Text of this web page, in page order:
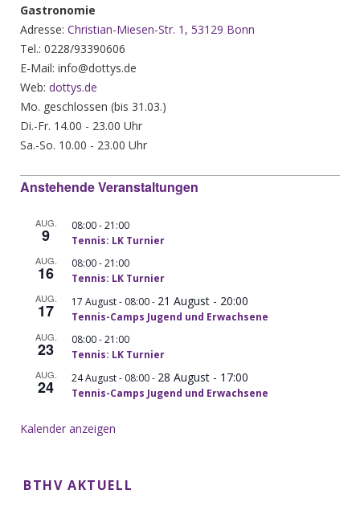
Gastronomie
Adresse: Christian-Miesen-Str. 1, 53129 Bonn
Tel.: 0228/93390606
E-Mail: info@dottys.de
Web: dottys.de
Mo. geschlossen (bis 31.03.)
Di.-Fr. 14.00 - 23.00 Uhr
Sa.-So. 10.00 - 23.00 Uhr
Anstehende Veranstaltungen
AUG.
9 08:00-21:00
Tennis: LK Turnier
AUG.
16 08:00-21:00
Tennis: LK Turnier
AUG.
17 17 August - 08:00- 21 August - 20:00
Tennis-Camps Jugend und Erwachsene
AUG.
23 08:00-21:00
Tennis: LK Turnier
AUG.
24 24 August - 08:00- 28 August - 17:00
Tennis-Camps Jugend und Erwachsene
Kalender anzeigen
BTHV AKTUELL